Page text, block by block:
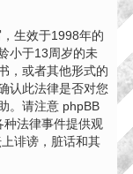
生效于1998年的
小于13周岁的未
，或者其他形式的
认此法律是否对您
。请注意 phpBB
种法律事件提供观
诽谤，脏话和其